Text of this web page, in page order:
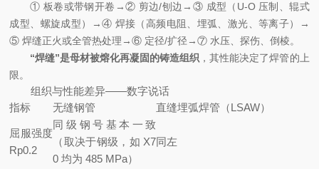
① 板卷或带钢开卷→② 剪边/刨边→③ 成型（U-O 压制、辊式
成型、螺旋成型）→④ 焊接（高频电阻、埋弧、激光、等离子）→
⑤ 焊缝正火或全管热处理→⑥ 定径/扩径→⑦ 水压、探伤、倒棱。
“焊缝”是母材被熔化再凝固的铸造组织 ，其性能决定了焊管的上
限。
组织与性能差异——数字说话
指标
无缝钢管 直缝埋弧焊管（LSAW）
屈服强度
Rp0.2
同级钢号基本一致
（取决于钢级，如 X7
0 均为 485 MPa）
同左